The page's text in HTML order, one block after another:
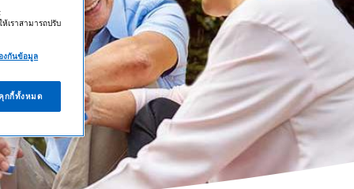
เราสามารถปรับ
งกันข้อมูล
กกี้ทั้งหมด